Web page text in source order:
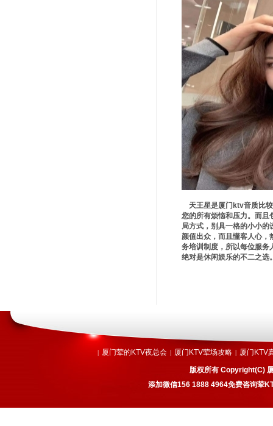
天王星是厦门ktv音质比较
您的所有烦恼和压力。而且
局方式，别具一格的小小
颜值出众，而且懂客人心，
务培训制度，所以每位服务
绝对是休闲娱乐的不二之
| 厦门荤的KTV夜总会 | 厦门KTV荤场攻略 | 厦门KTV
版权所有 Copyright(C)
添加微信156 1888 4964免费咨询荤